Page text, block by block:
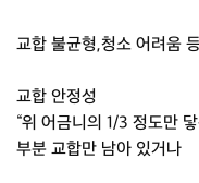
교합 불균형,청소 어려움
교합 안정성
“위 어금니의 1/3 정도만
부분 교합만 남아 있거나